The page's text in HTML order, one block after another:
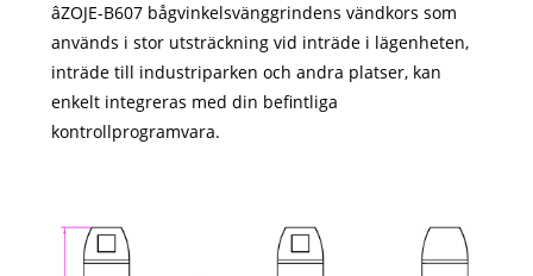
âZOJE-B607 bågvinkelsvänggrindens vändkors som
används i stor utsträckning vid inträde i lägenheten,
inträde till industriparken och andra platser, kan
enkelt integreras med din befintliga
kontrollprogramvara.